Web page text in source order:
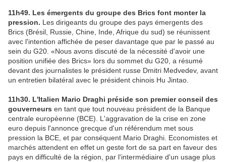
11h49. Les émergents du groupe des Brics font monter la
pression. Les dirigeants du groupe des pays émergents des
Brics (Brésil, Russie, Chine, Inde, Afrique du sud) se réunissent
avec l'intention affichée de peser davantage que par le passé au
sein du G20. «Nous avons discuté de la nécessité d'avoir une
position unifiée des Brics» lors du sommet du G20, a résumé
devant des journalistes le président russe Dmitri Medvedev, avant
un entretien bilatéral avec le président chinois Hu Jintao.
11h30. L'Italien Mario Draghi préside son premier conseil des
gouverneurs en tant que tout nouveau président de la Banque
centrale européenne (BCE). L'aggravation de la crise en zone
euro depuis l'annonce grecque d'un référendum met sous
pression la BCE, et par conséquent Mario Draghi. Economistes et
marchés attendent en effet un geste fort de sa part en faveur des
pays en difficulté de la région, par l'intermédiaire d'un usage plus